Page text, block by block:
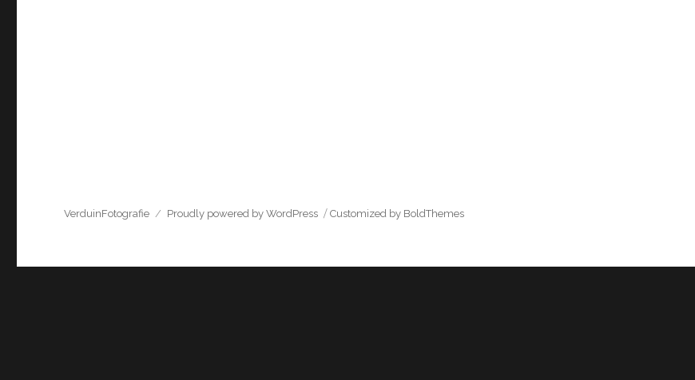
Customized by BoldThemes
VerduinFotografie Proudly powered by WordPress